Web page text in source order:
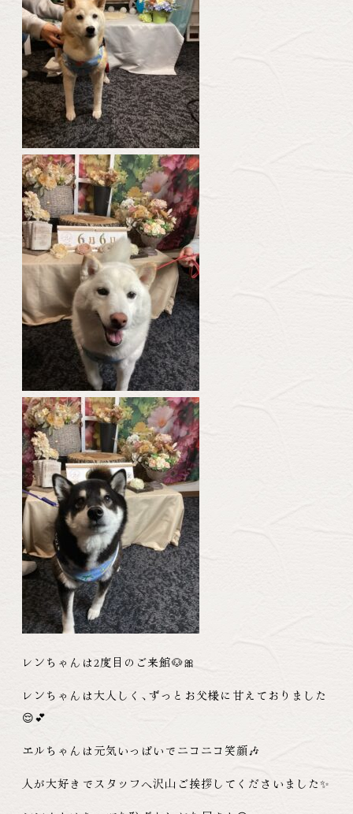
レンちゃんは2度目のご来館🐶🎀
レンちゃんは大人しく 、ずっとお父様に甘えておりました
😌💕
エルちゃんは元気いっぱいでニコニコ笑顔🎶
人が大好きでスタッフへ沢山ご挨拶してくださいました✨